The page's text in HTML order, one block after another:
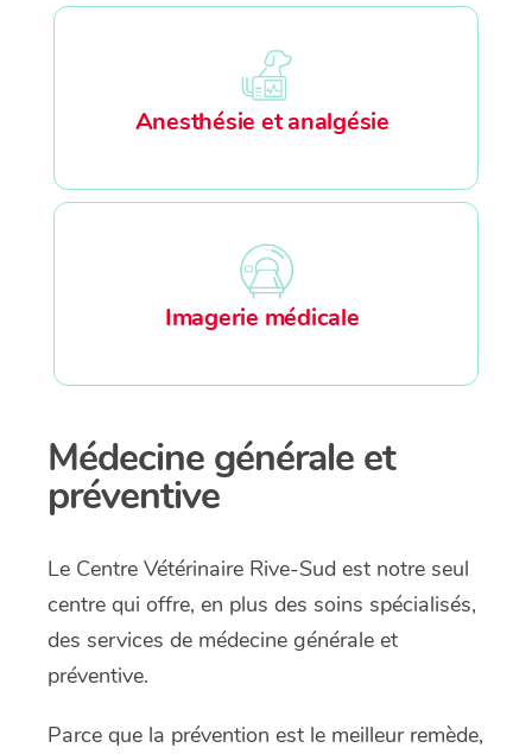
Anesthésie et analgésie
Imagerie médicale
Médecine générale et
préventive
Le Centre Vétérinaire Rive-Sud est notre seul
centre qui offre, en plus des soins spécialisés,
des services de médecine générale et
préventive.
Parce que la prévention est le meilleur remède,